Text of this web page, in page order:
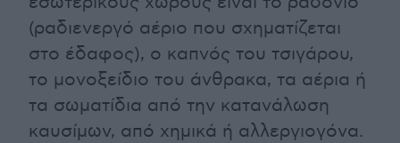
(ραδιενεργό αέριο που σχηματίζεται
στο έδαφος), ο καπνός του τσιγάρου,
το μονοξείδιο του άνθρακα, τα αέρια ή
τα σωματίδια από την κατανάλωση
καυσίμων, από χημικά ή αλλεργιογόνα.